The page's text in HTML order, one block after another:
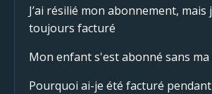
J’ai résilié mon abonnement, mais
toujours facturé
Mon enfant s'est abonné sans
Pourquoi ai-je été facturé pendant